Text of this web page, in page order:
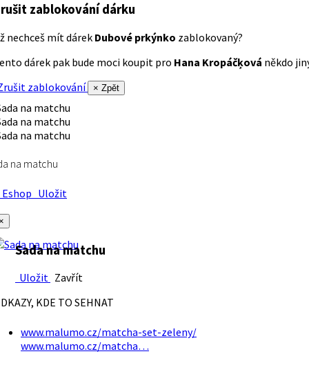
zablokování dárku
nechceš mít dárek Dubové prkýnko zablokovaný?
dárek pak bude moci koupit pro Hana Kropáčķová někdo
zablokování
× Zpět
na matchu
Uložit
Sada na matchu
Uložit Zavřít
KDE TO SEHNAT
www.malumo.cz/matcha-set-zeleny/
www.malumo.cz/matcha…